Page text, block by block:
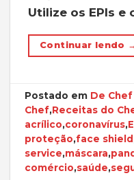
Utilize os EPIs e
Continuar lendo
Postado em De
Chef,Receitas do
acrílico,coronavírus,
proteção,face shield
service,máscara,
comércio,saúde,